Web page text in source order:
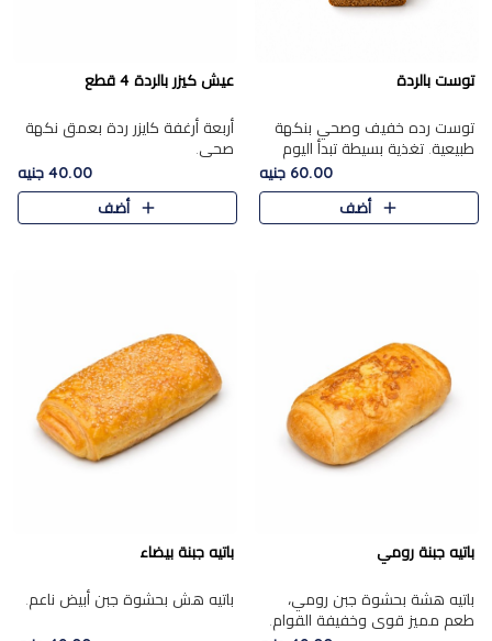
توست بالردة
توست رده خفيف وصحي بنكهة
طبيعية. تغذية بسيطة تبدأ اليوم
60.00 جنيه
أضف
عيش كيزر بالردة 4 قطع
أربعة أرغفة كايزر ردة بعمق نكهة
صحي.
40.00 جنيه
أضف
باتيه جبنة رومي
باتيه هشة بحشوة جبن رومي،
طعم مميز قوي وخفيفة القوام.
باتيه جبنة بيضاء
باتيه هش بحشوة جبن أبيض ناعم.